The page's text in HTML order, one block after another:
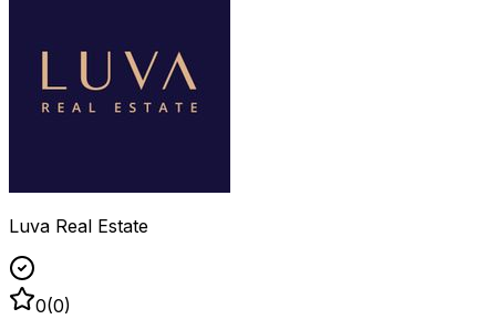
Luva Real Estate
0(0)